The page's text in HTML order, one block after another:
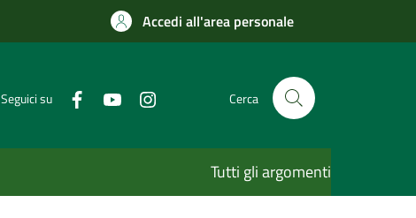
Accedi all'area personale
Seguici su Cerca
Tutti gli argomenti